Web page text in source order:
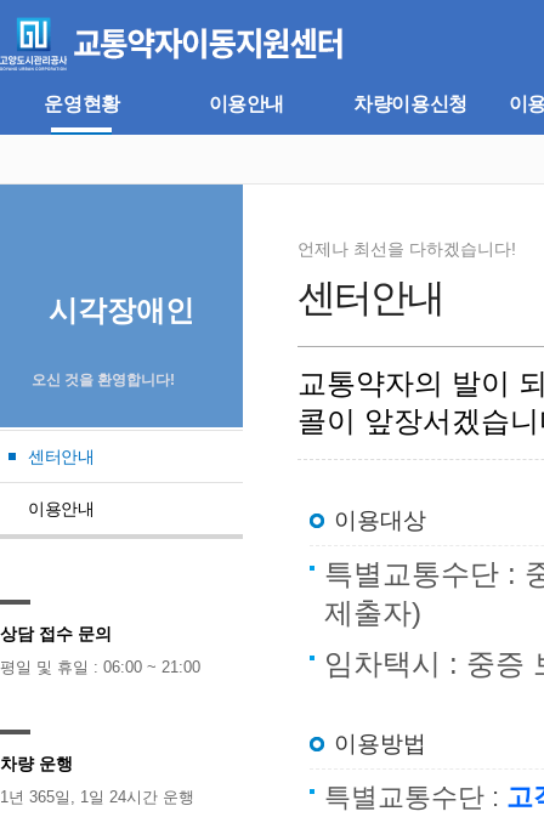
뉴
바
기
바
로
운영현황 이용안내 차량이용신청 이
시각장애인
오신 것을 환영합니다!
센터안내
이용안내
상담 접수 문의
평일 및 휴일 : 06:00 ~ 21:00
차량 운행
1년 365일, 1일 24시간 운행
센터안내
언제나 최선을 다하겠습니다!
교통약자의 발이
콜이 앞장서겠습
이용대상
특별교통수단 :
제출자)
임차택시 : 중증
이용방법
특별교통수단 : 고